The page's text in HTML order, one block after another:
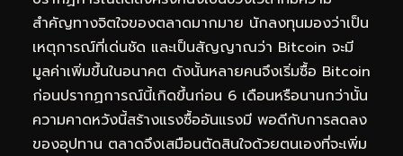
สำคัญทางจิตใจของตลาดมากมาย นักลงทุนมองว่าเป็น
เหตุการณ์ที่เด่นชัด และเป็นสัญญาณว่า Bitcoin จะมี
มูลค่าเพิ่มขึ้นในอนาคต ดังนั้นหลายคนจึงเริ่มซื้อ Bitcoin
ก่อนปรากฏการณ์นี้เกิดขึ้นก่อน 6 เดือนหรือนานกว่านั้น
ความคาดหวังนี้สร้างแรงซื้ออันแรงมี พอดีกับการลดลง
ของอุปทาน ตลาดจึงเสมือนตัดสินใจด้วยตนเองที่จะเพิ่ม